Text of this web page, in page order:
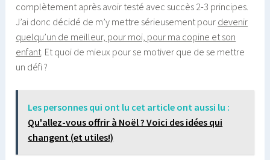
complètement après avoir testé avec succès 2-3 principes.
J’ai donc décidé de m’y mettre sérieusement pour devenir
quelqu’un de meilleur, pour moi, pour ma copine et son
enfant. Et quoi de mieux pour se motiver que de se mettre
un défi ?
Les personnes qui ont lu cet article ont aussi lu :
Qu'allez-vous offrir à Noël ? Voici des idées qui
changent (et utiles!)